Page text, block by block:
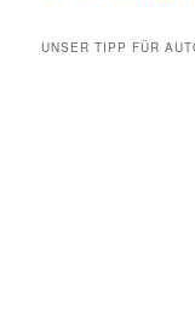
UNSER TIPP FÜR